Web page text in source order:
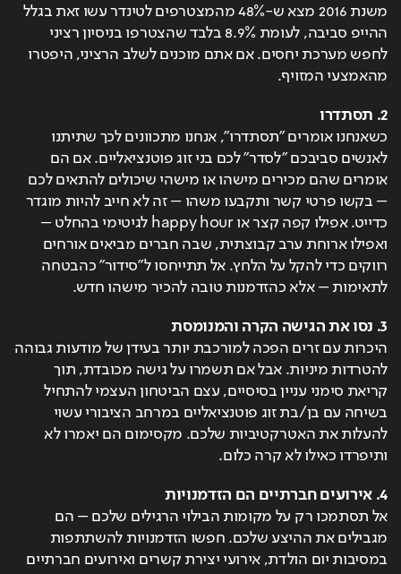
משנת 2016 מצא ש-48% מהמצטרפים לטינדר עשו זאת בגלל
ההייפ סביבה, לעומת 8.9% בלבד שהצטרפו בניסיון רציני
לחפש מערכת יחסים. אם אתם מוכנים לשלב הרציני, היפטרו
מהאמצעי המזויף.
כשאנחנו אומרים "תסתדרו", אנחנו מתכוונים לכך שתיתנו
לאנשים סביבכם "לסדר" לכם בני זוג פוטנציאליים. אם הם
אומרים שהם מכירים מישהו או מישהי שיכולים להתאים לכם
– בקשו פרטי קשר ותקבעו משהו – זה לא חייב להיות מוגדר
כדייט. אפילו קפה קצר או happy hour לגיטימי בהחלט –
ואפילו ארוחת ערב קבוצתית, שבה חברים מביאים אורחים
רווקים כדי להקל על הלחץ. אל תתייחסו ל"סידור" כהבטחה
לתאימות – אלא כהזדמנות טובה להכיר מישהו חדש.
היכרות עם זרים הפכה למורכבת יותר בעידן של מודעות גבוהה
להטרדות מיניות. אבל אם תשמרו על גישה מכובדת, תוך
קריאת סימני עניין בסיסיים, עצם הביטחון העצמי להתחיל
בשיחה עם בן/בת זוג פוטנציאליים במרחב הציבורי עשוי
להעלות את האטרקטיביות שלכם. מקסימום הם יאמרו לא
ותיפרדו כאילו לא קרה כלום.
אל תסתמכו רק על מקומות הבילוי הרגילים שלכם – הם
מגבילים את ההיצע שלכם. חפשו הזדמנויות להשתתפות
במסיבות יום הולדת, אירועי יצירת קשרים ואירועים חברתיים